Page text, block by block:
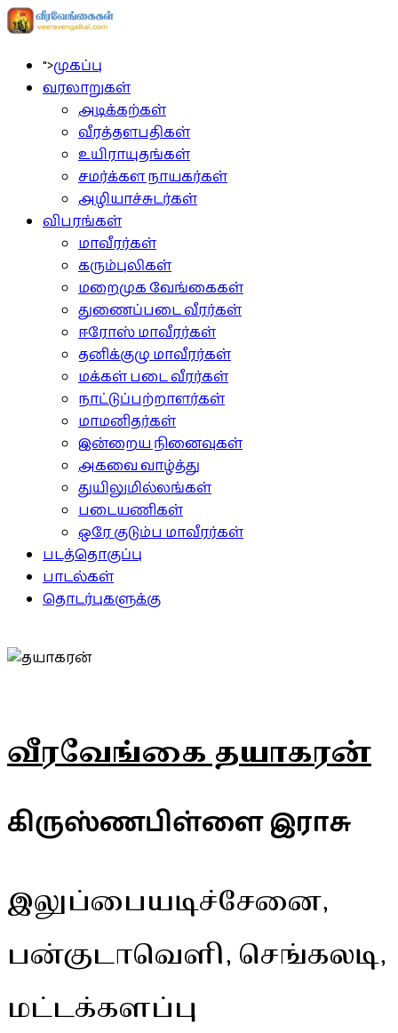
">முகப்பு
வரலாறுகள்
அடிக்கற்கள்
வீரத்தளபதிகள்
உயிராயுதங்கள்
சமர்க்கள நாயகர்கள்
அழியாச்சுடர்கள்
விபரங்கள்
மாவீரர்கள்
கரும்புலிகள்
மறைமுக வேங்கைகள்
துணைப்படை வீரர்கள்
ஈரோஸ் மாவீரர்கள்
தனிக்குழு மாவீரர்கள்
மக்கள் படை வீரர்கள்
நாட்டுப்பற்றாளர்கள்
மாமனிதர்கள்
இன்றைய நினைவுகள்
அகவை வாழ்த்து
துயிலுமில்லங்கள்
படையணிகள்
ஒரே குடும்ப மாவீரர்கள்
படத்தொகுப்பு
பாடல்கள்
தொடர்புகளுக்கு
வீரவேங்கை தயாகரன்
கிருஸ்ணபிள்ளை இராசு
இலுப்பையடிச்சேனை,
பன்குடாவெளி, செங்கலடி,
மட்டக்களப்பு